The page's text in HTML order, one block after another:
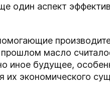
один аспект
масло
иное будущее,
их экономического